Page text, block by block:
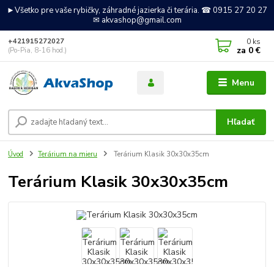
►Všetko pre vaše rybičky, záhradné jazierka či terária. ☎ 0915 27 20 27
✉ akvashop@gmail.com
Menu
Hľadať
+421915272027
(Po-Pia, 8-16 hod.)
0 ks
za 0 €
Úvod Terárium na mieru Terárium Klasik 30x30x35cm
Terárium Klasik 30x30x35cm